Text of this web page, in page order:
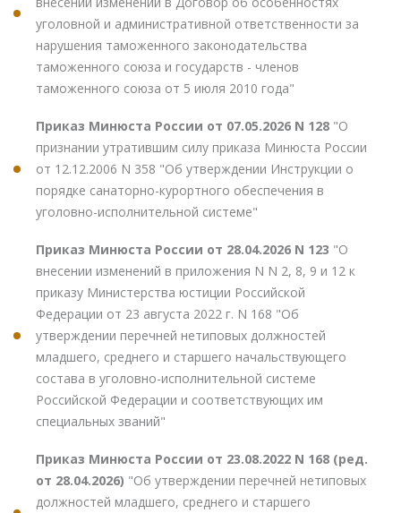
уголовной и административной ответственности за
нарушения таможенного законодательства
таможенного союза и государств - членов
таможенного союза от 5 июля 2010 года"
Приказ Минюста России от 07.05.2026 N 128 "О
признании утратившим силу приказа Минюста России
от 12.12.2006 N 358 "Об утверждении Инструкции о
порядке санаторно-курортного обеспечения в
уголовно-исполнительной системе"
Приказ Минюста России от 28.04.2026 N 123 "О
внесении изменений в приложения N N 2, 8, 9 и 12 к
приказу Министерства юстиции Российской
Федерации от 23 августа 2022 г. N 168 "Об
утверждении перечней нетиповых должностей
младшего, среднего и старшего начальствующего
состава в уголовно-исполнительной системе
Российской Федерации и соответствующих им
специальных званий"
Приказ Минюста России от 23.08.2022 N 168 (ред.
от 28.04.2026) "Об утверждении перечней нетиповых
должностей младшего, среднего и старшего